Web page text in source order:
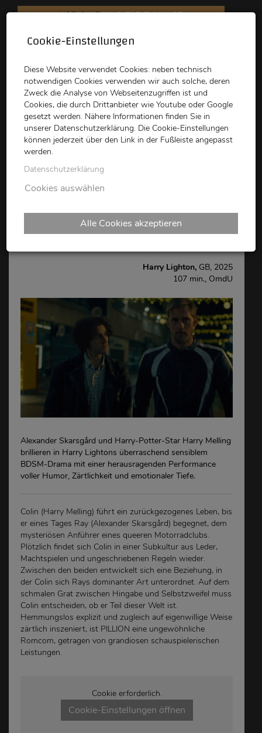
VOD CLUBKINO FÜR ZUHAUSE
schikaneder
Top Kino
schikaneder CLUB
Harry Lighton, GB, 2025
107 min., OmdU
Alexander Skarsgård und Harry-Potter-Star Harry Melling
brillieren in Harry Lightons überraschend sensiblem
BDSM-Drama mit einer herausragenden Performance
voller Humor, Zärtlichkeit und emotionaler Tiefe.
Colin (Harry Melling) führt ein zurückgezogenes Leben, bis
er eines Tages Ray (Alexander Skarsgård) begegnet, dem
mysteriösen Anführer eines queeren Motorradclubs.
Plötzlich findet sich Colin in einer Subkultur aus Leder,
Machtspielen und ungeschriebenen Regeln wieder.
Zwischen den beiden entwickelt sich eine Beziehung, in
der Colin sich Rays dominanter Art unterordnet. Auf dem
schmalen Grat zwischen Hingabe und Selbstzweifel muss
Colin entscheiden, ob er Teil dieser Welt ist.
Hemmungslos explizit und zugleich auf eigenwillige Weise
zärtlich inszeniert, ist PILLION eine ungewöhnliche
Romcom, getragen von grandiosen schauspielerischen
Leistungen.
Cookie erforderlich.
Cookie-Einstellungen öffnen
Cookie-Einstellungen
Diese Website verwendet Cookies: neben technisch
notwendigen Cookies verwenden wir auch solche, deren
Zweck die Analyse von Webseitenzugriffen ist und
Cookies, die durch Drittanbieter wie Youtube oder Google
gesetzt werden. Nähere Informationen finden Sie in
unserer Datenschutzerklärung. Die Cookie-Einstellungen
können jederzeit über den Link in der Fußleiste angepasst
werden.
Datenschutzerklärung
Cookies auswählen
Alle Cookies akzeptieren